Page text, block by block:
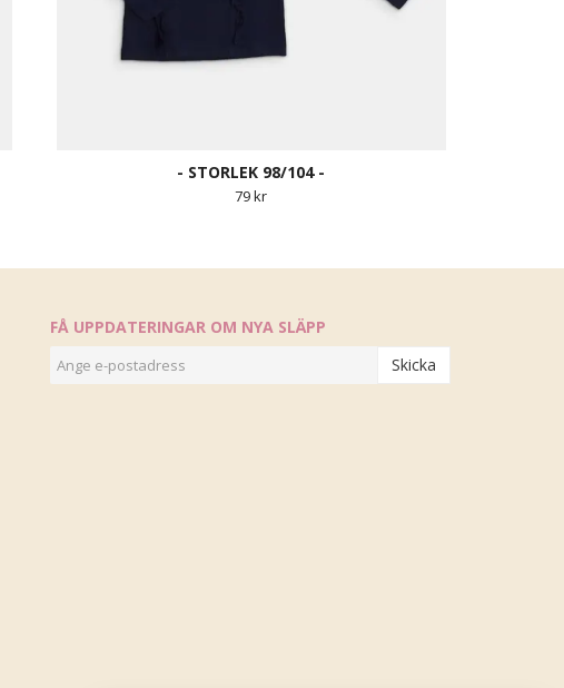
- STORLEK 98/104 -
79 kr
FÅ UPPDATERINGAR OM NYA SLÄPP
Skicka